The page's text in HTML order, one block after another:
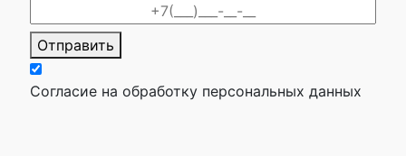
Отправить
Согласие на обработку персональных данных